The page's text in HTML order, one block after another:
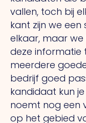
vallen, toch bij
kant zijn we
elkaar, maar
deze informatie
meerdere
bedrijf goed
kandidaat kun
noemt nog een
op het gebied